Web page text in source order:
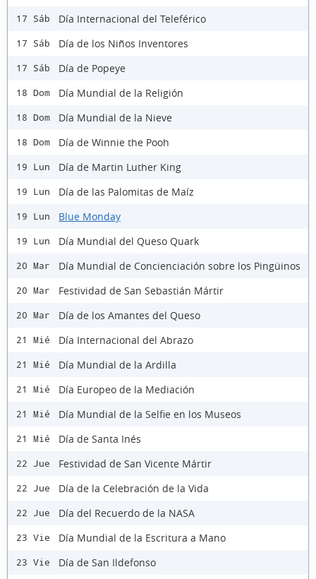
17 Sáb Día Internacional del Teleférico
17 Sáb Día de los Niños Inventores
17 Sáb Día de Popeye
18 Dom Día Mundial de la Religión
18 Dom Día Mundial de la Nieve
18 Dom Día de Winnie the Pooh
19 Lun Día de Martin Luther King
19 Lun Día de las Palomitas de Maíz
19 Lun Blue Monday
19 Lun Día Mundial del Queso Quark
20 Mar Día Mundial de Concienciación sobre los Pingüinos
20 Mar Festividad de San Sebastián Mártir
20 Mar Día de los Amantes del Queso
21 Mié Día Internacional del Abrazo
21 Mié Día Mundial de la Ardilla
21 Mié Día Europeo de la Mediación
21 Mié Día Mundial de la Selfie en los Museos
21 Mié Día de Santa Inés
22 Jue Festividad de San Vicente Mártir
22 Jue Día de la Celebración de la Vida
22 Jue Día del Recuerdo de la NASA
23 Vie Día Mundial de la Escritura a Mano
23 Vie Día de San Ildefonso